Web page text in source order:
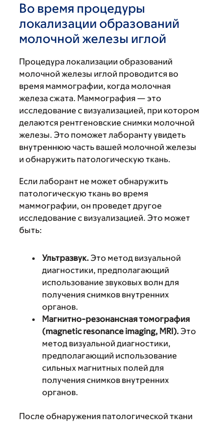
Во время процедуры
локализации образований
молочной железы иглой
Процедура локализации образований
молочной железы иглой проводится во
время маммографии, когда молочная
железа сжата. Маммография — это
исследование с визуализацией, при котором
делаются рентгеновские снимки молочной
железы. Это поможет лаборанту увидеть
внутреннюю часть вашей молочной железы
и обнаружить патологическую ткань.
Если лаборант не может обнаружить
патологическую ткань во время
маммографии, он проведет другое
исследование с визуализацией. Это может
быть:
Ультразвук. Это метод визуальной
диагностики, предполагающий
использование звуковых волн для
получения снимков внутренних
органов.
Магнитно-резонансная томография
(magnetic resonance imaging, MRI). Это
метод визуальной диагностики,
предполагающий использование
сильных магнитных полей для
получения снимков внутренних
органов.
После обнаружения патологической ткани